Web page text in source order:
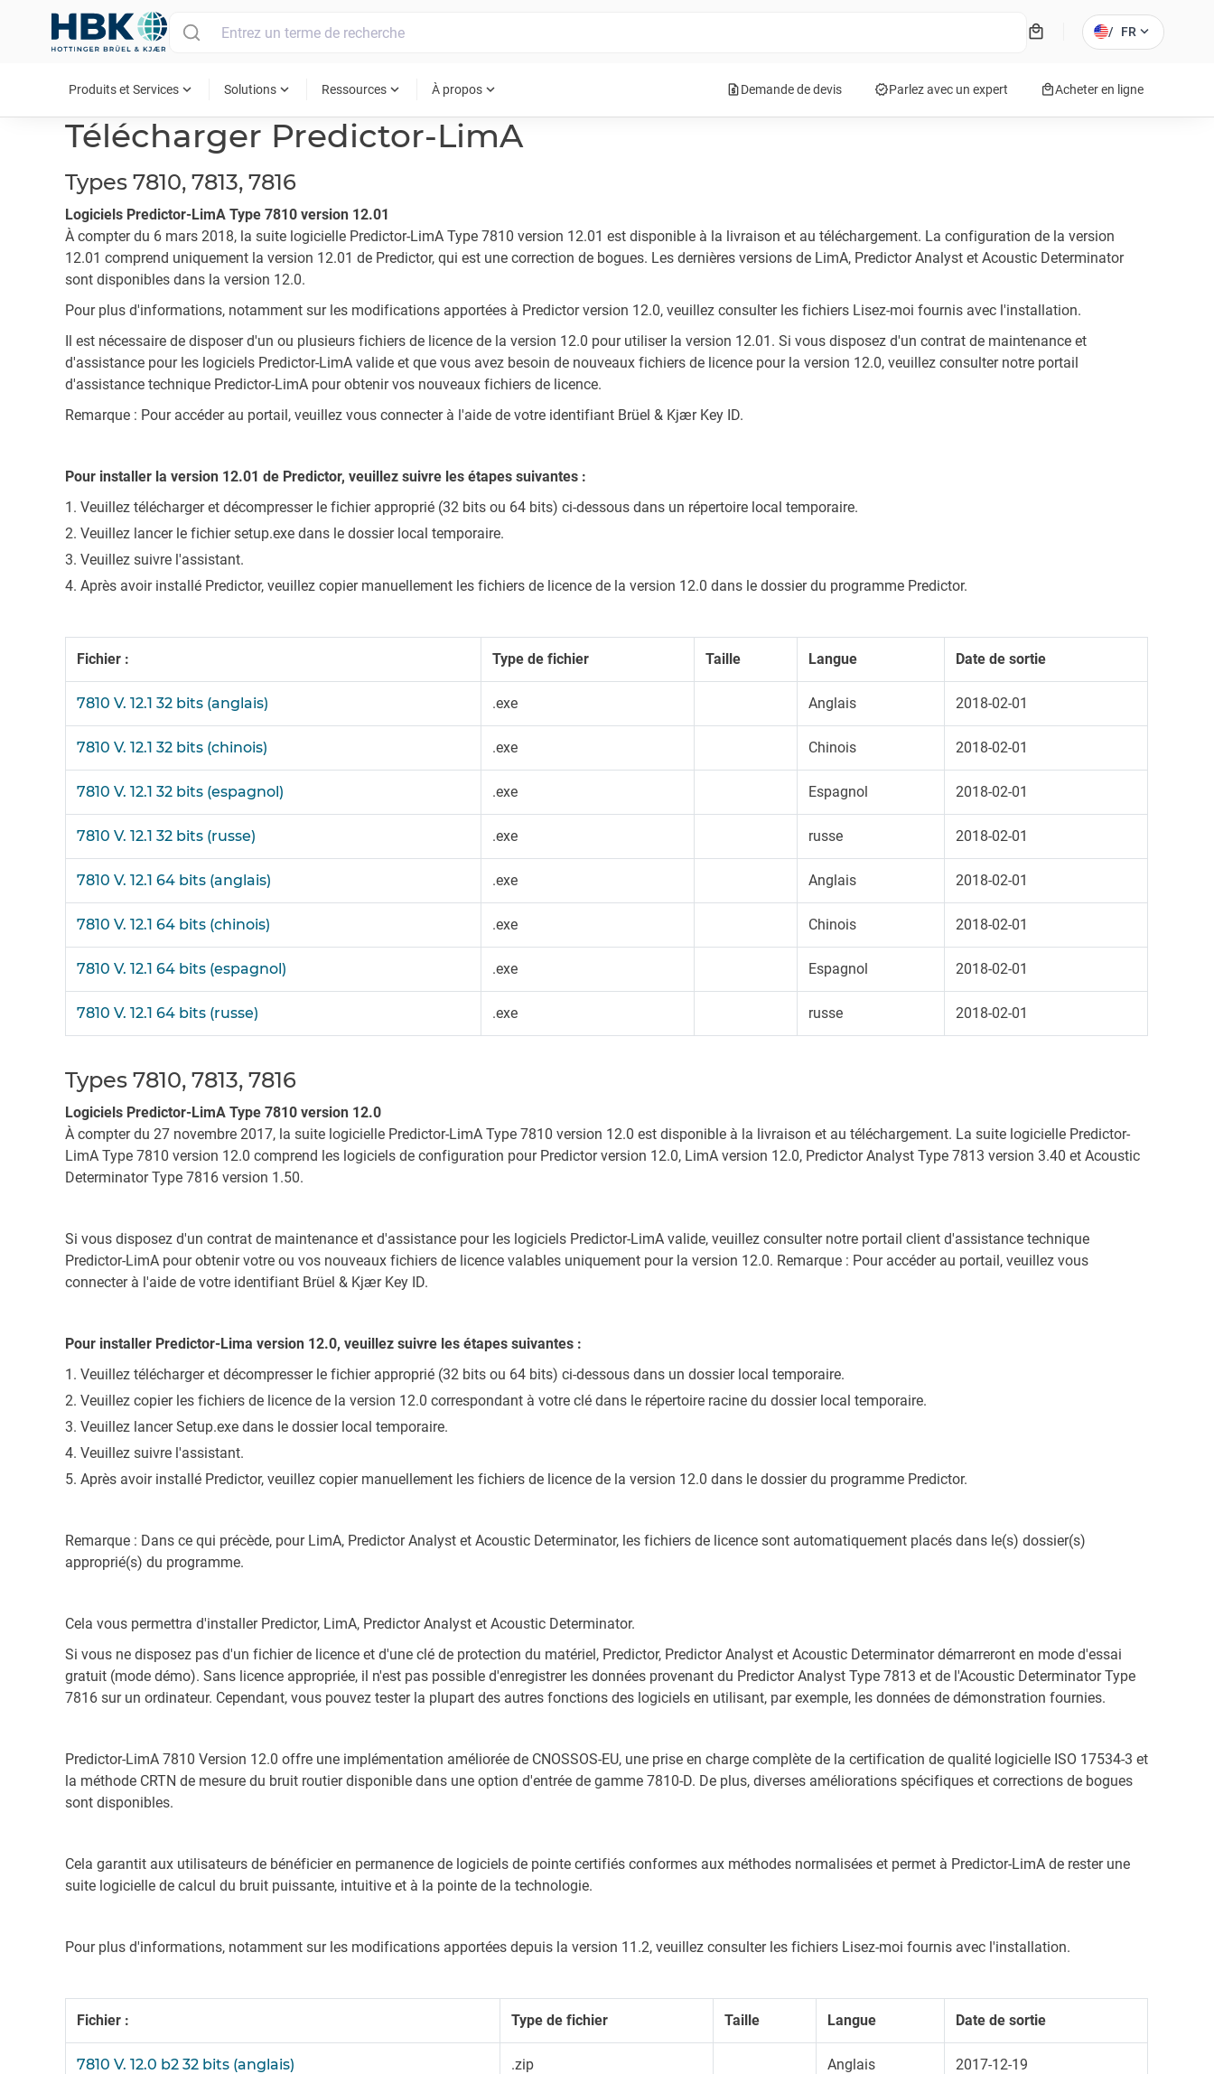
local_mall / FR expand_more
Produits et Services expand_more Solutions expand_more Ressources expand_more À propos expand_more request_quoteDemande de devis verifiedParlez avec un expert local_mallAcheter en ligne
Télécharger Predictor-LimA
Types 7810, 7813, 7816
Logiciels Predictor-LimA Type 7810 version 12.01
À compter du 6 mars 2018, la suite logicielle Predictor-LimA Type 7810 version 12.01 est disponible à la livraison et au téléchargement. La configuration de la version
12.01 comprend uniquement la version 12.01 de Predictor, qui est une correction de bogues. Les dernières versions de LimA, Predictor Analyst et Acoustic Determinator
sont disponibles dans la version 12.0.
Pour plus d'informations, notamment sur les modifications apportées à Predictor version 12.0, veuillez consulter les fichiers Lisez-moi fournis avec l'installation.
Il est nécessaire de disposer d'un ou plusieurs fichiers de licence de la version 12.0 pour utiliser la version 12.01. Si vous disposez d'un contrat de maintenance et
d'assistance pour les logiciels Predictor-LimA valide et que vous avez besoin de nouveaux fichiers de licence pour la version 12.0, veuillez consulter notre portail
d'assistance technique Predictor-LimA pour obtenir vos nouveaux fichiers de licence.
Remarque : Pour accéder au portail, veuillez vous connecter à l'aide de votre identifiant Brüel & Kjær Key ID.
Pour installer la version 12.01 de Predictor, veuillez suivre les étapes suivantes :
Veuillez télécharger et décompresser le fichier approprié (32 bits ou 64 bits) ci-dessous dans un répertoire local temporaire.
Veuillez lancer le fichier setup.exe dans le dossier local temporaire.
Veuillez suivre l'assistant.
Après avoir installé Predictor, veuillez copier manuellement les fichiers de licence de la version 12.0 dans le dossier du programme Predictor.
Fichier : Type de fichier Taille Langue Date de sortie
7810 V. 12.1 32 bits (anglais) .exe Anglais 2018-02-01
7810 V. 12.1 32 bits (chinois) .exe Chinois 2018-02-01
7810 V. 12.1 32 bits (espagnol) .exe Espagnol 2018-02-01
7810 V. 12.1 32 bits (russe) .exe russe 2018-02-01
7810 V. 12.1 64 bits (anglais) .exe Anglais 2018-02-01
7810 V. 12.1 64 bits (chinois) .exe Chinois 2018-02-01
7810 V. 12.1 64 bits (espagnol) .exe Espagnol 2018-02-01
7810 V. 12.1 64 bits (russe) .exe russe 2018-02-01
Types 7810, 7813, 7816
Logiciels Predictor-LimA Type 7810 version 12.0
À compter du 27 novembre 2017, la suite logicielle Predictor-LimA Type 7810 version 12.0 est disponible à la livraison et au téléchargement. La suite logicielle Predictor-
LimA Type 7810 version 12.0 comprend les logiciels de configuration pour Predictor version 12.0, LimA version 12.0, Predictor Analyst Type 7813 version 3.40 et Acoustic
Determinator Type 7816 version 1.50.
Si vous disposez d'un contrat de maintenance et d'assistance pour les logiciels Predictor-LimA valide, veuillez consulter notre portail client d'assistance technique
Predictor-LimA pour obtenir votre ou vos nouveaux fichiers de licence valables uniquement pour la version 12.0. Remarque : Pour accéder au portail, veuillez vous
connecter à l'aide de votre identifiant Brüel & Kjær Key ID.
Pour installer Predictor-Lima version 12.0, veuillez suivre les étapes suivantes :
Veuillez télécharger et décompresser le fichier approprié (32 bits ou 64 bits) ci-dessous dans un dossier local temporaire.
Veuillez copier les fichiers de licence de la version 12.0 correspondant à votre clé dans le répertoire racine du dossier local temporaire.
Veuillez lancer Setup.exe dans le dossier local temporaire.
Veuillez suivre l'assistant.
Après avoir installé Predictor, veuillez copier manuellement les fichiers de licence de la version 12.0 dans le dossier du programme Predictor.
Remarque : Dans ce qui précède, pour LimA, Predictor Analyst et Acoustic Determinator, les fichiers de licence sont automatiquement placés dans le(s) dossier(s)
approprié(s) du programme.
Cela vous permettra d'installer Predictor, LimA, Predictor Analyst et Acoustic Determinator.
Si vous ne disposez pas d'un fichier de licence et d'une clé de protection du matériel, Predictor, Predictor Analyst et Acoustic Determinator démarreront en mode d'essai
gratuit (mode démo). Sans licence appropriée, il n'est pas possible d'enregistrer les données provenant du Predictor Analyst Type 7813 et de l'Acoustic Determinator Type
7816 sur un ordinateur. Cependant, vous pouvez tester la plupart des autres fonctions des logiciels en utilisant, par exemple, les données de démonstration fournies.
Predictor-LimA 7810 Version 12.0 offre une implémentation améliorée de CNOSSOS-EU, une prise en charge complète de la certification de qualité logicielle ISO 17534-3 et
la méthode CRTN de mesure du bruit routier disponible dans une option d'entrée de gamme 7810-D. De plus, diverses améliorations spécifiques et corrections de bogues
sont disponibles.
Cela garantit aux utilisateurs de bénéficier en permanence de logiciels de pointe certifiés conformes aux méthodes normalisées et permet à Predictor-LimA de rester une
suite logicielle de calcul du bruit puissante, intuitive et à la pointe de la technologie.
Pour plus d'informations, notamment sur les modifications apportées depuis la version 11.2, veuillez consulter les fichiers Lisez-moi fournis avec l'installation.
Fichier : Type de fichier Taille Langue Date de sortie
7810 V. 12.0 b2 32 bits (anglais) .zip Anglais 2017-12-19